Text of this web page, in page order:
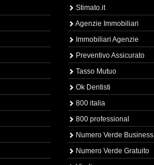
Stimato.it
Agenzie Immobiliari
Immobiliari Agenzie
Preventivo Assicurato
Tasso Mutuo
Ok Dentisti
800 italia
800 professional
Numero Verde Business
Numero Verde Gratuito